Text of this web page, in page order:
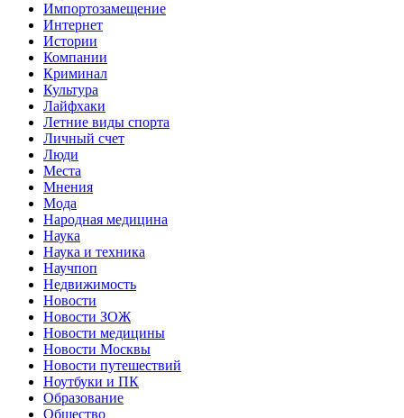
Импортозамещение
Интернет
Истории
Компании
Криминал
Культура
Лайфхаки
Летние виды спорта
Личный счет
Люди
Места
Мнения
Мода
Народная медицина
Наука
Наука и техника
Научпоп
Недвижимость
Новости
Новости ЗОЖ
Новости медицины
Новости Москвы
Новости путешествий
Ноутбуки и ПК
Образование
Общество